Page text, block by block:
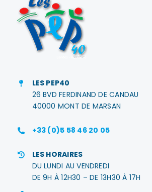
LES PEP40
26 BVD FERDINAND DE CANDAU
40000 MONT DE MARSAN
+33 (0)5 58 46 20 05
LES HORAIRES
DU LUNDI AU VENDREDI
DE 9H À 12H30 – DE 13H30 À 17H